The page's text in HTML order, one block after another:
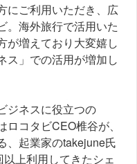
ご利用いただき、 広
。海外旅行で活用いた
が増えており大変嬉し
ス」での活用が増加し
ジネスに役立つの
コタビCEO椎谷が、
起業家のtakejune氏
上利用してきたシェ